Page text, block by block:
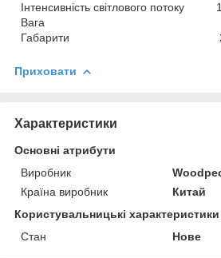
Інтенсивність світлового потоку
Вага 145
Габарити 260
Приховати
Характеристики
Основні атрибути
Виробник
Країна виробник
Китай
Користувальницькі характеристики
Стан
Нове